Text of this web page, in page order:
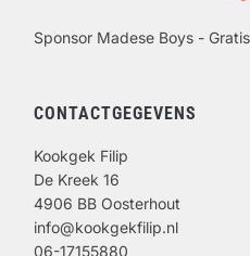
Sponsor Madese Boys -
CONTACTGEGEVENS
Kookgek Filip
De Kreek 16
4906 BB Oosterhout
info@kookgekfilip.nl
06-17155880